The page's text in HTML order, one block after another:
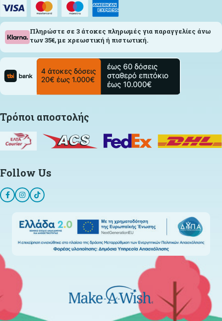
Πληρώστε σε 3 άτοκες πληρωμές για παραγγελίες άνω
των 35€, με χρεωστική ή πιστωτική.
Τρόποι αποστολής
Follow Us